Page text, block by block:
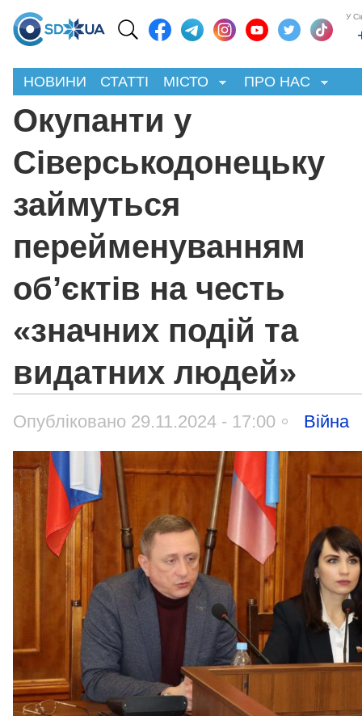
У
НОВИНИ СТАТТІ МІСТО ПРО НАС
Окупанти у
Сіверськодонецьку
займуться
перейменуванням
об’єктів на честь
«значних подій та
видатних людей»
Опубліковано 29.11.2024 - 17:00 Війна